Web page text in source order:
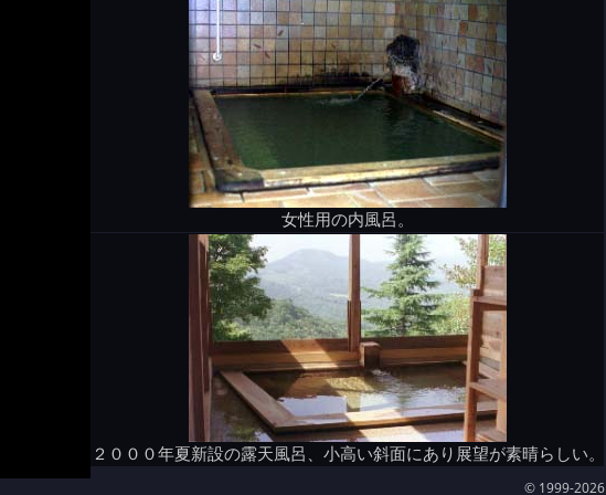
女性用の内風呂。
２０００年夏新設の露天風呂、小高い斜面にあり展望が素晴らしい。
© 1999-2026